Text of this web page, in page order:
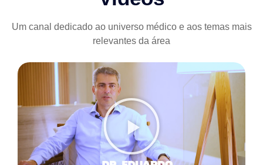
Um canal dedicado ao universo médico e aos temas mais
relevantes da área